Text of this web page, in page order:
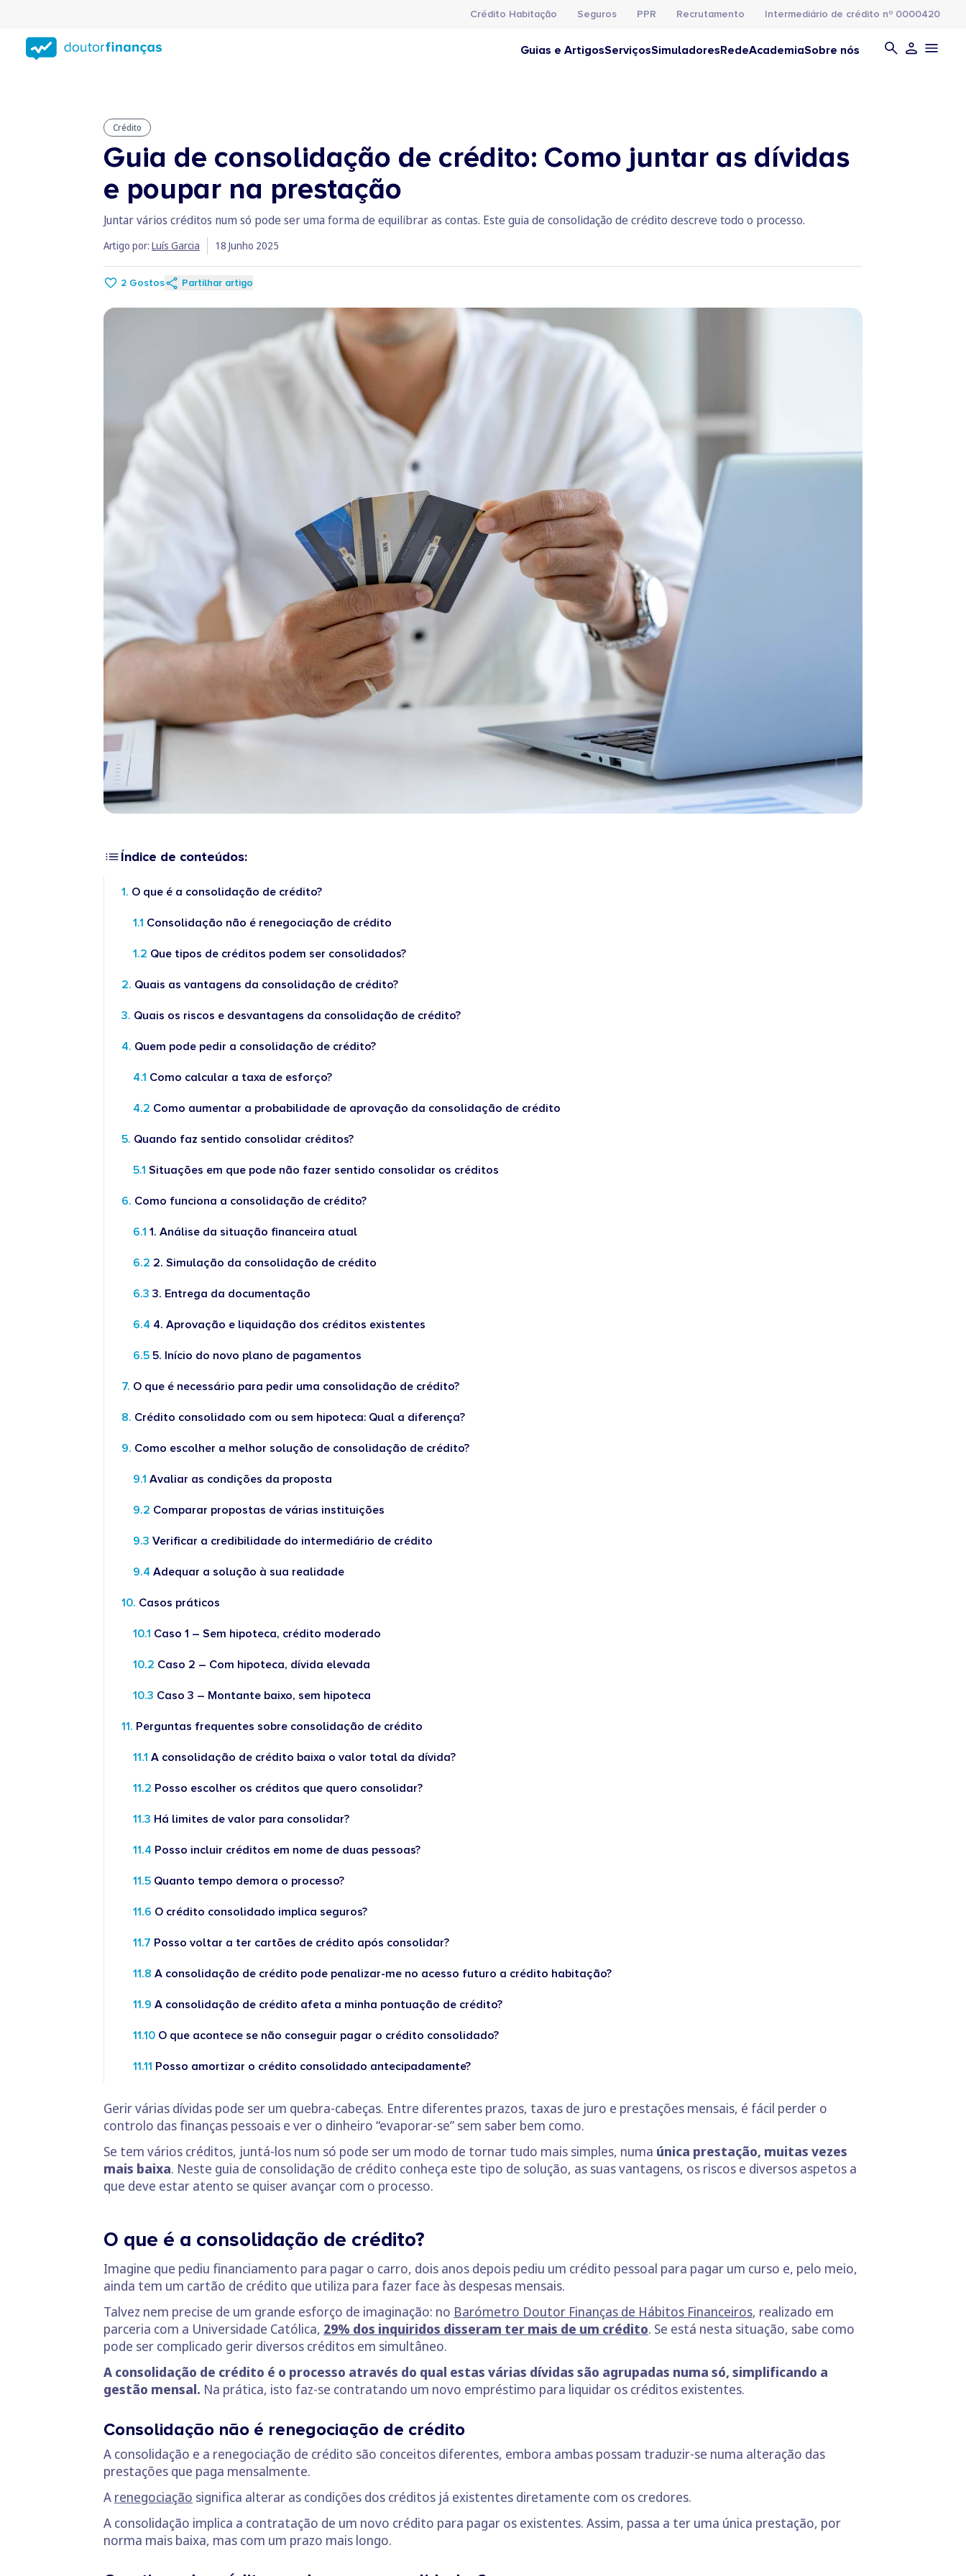
conteúdo
principal
Crédito Habitação Seguros PPR Recrutamento Intermediário de crédito nº 0000420
Guias e ArtigosServiçosSimuladoresRedeAcademiaSobre nós
Crédito
Guia de consolidação de crédito: Como juntar as dívidas
e poupar na prestação
Juntar vários créditos num só pode ser uma forma de equilibrar as contas. Este guia de consolidação de crédito descreve todo o processo.
Artigo por: Luís Garcia 18 Junho 2025
2 Gostos Partilhar artigo
Índice de conteúdos:
O que é a consolidação de crédito?
Consolidação não é renegociação de crédito
Que tipos de créditos podem ser consolidados?
Quais as vantagens da consolidação de crédito?
Quais os riscos e desvantagens da consolidação de crédito?
Quem pode pedir a consolidação de crédito?
Como calcular a taxa de esforço?
Como aumentar a probabilidade de aprovação da consolidação de crédito
Quando faz sentido consolidar créditos?
Situações em que pode não fazer sentido consolidar os créditos
Como funciona a consolidação de crédito?
1. Análise da situação financeira atual
2. Simulação da consolidação de crédito
3. Entrega da documentação
4. Aprovação e liquidação dos créditos existentes
5. Início do novo plano de pagamentos
O que é necessário para pedir uma consolidação de crédito?
Crédito consolidado com ou sem hipoteca: Qual a diferença?
Como escolher a melhor solução de consolidação de crédito?
Avaliar as condições da proposta
Comparar propostas de várias instituições
Verificar a credibilidade do intermediário de crédito
Adequar a solução à sua realidade
Casos práticos
Caso 1 – Sem hipoteca, crédito moderado
Caso 2 – Com hipoteca, dívida elevada
Caso 3 – Montante baixo, sem hipoteca
Perguntas frequentes sobre consolidação de crédito
A consolidação de crédito baixa o valor total da dívida?
Posso escolher os créditos que quero consolidar?
Há limites de valor para consolidar?
Posso incluir créditos em nome de duas pessoas?
Quanto tempo demora o processo?
O crédito consolidado implica seguros?
Posso voltar a ter cartões de crédito após consolidar?
A consolidação de crédito pode penalizar-me no acesso futuro a crédito habitação?
A consolidação de crédito afeta a minha pontuação de crédito?
O que acontece se não conseguir pagar o crédito consolidado?
Posso amortizar o crédito consolidado antecipadamente?
Gerir várias dívidas pode ser um quebra-cabeças. Entre diferentes prazos, taxas de juro e prestações mensais, é fácil perder o
controlo das finanças pessoais e ver o dinheiro “evaporar-se” sem saber bem como.
Se tem vários créditos, juntá-los num só pode ser um modo de tornar tudo mais simples, numa única prestação, muitas vezes
mais baixa. Neste guia de consolidação de crédito conheça este tipo de solução, as suas vantagens, os riscos e diversos aspetos a
que deve estar atento se quiser avançar com o processo.
O que é a consolidação de crédito?
Imagine que pediu financiamento para pagar o carro, dois anos depois pediu um crédito pessoal para pagar um curso e, pelo meio,
ainda tem um cartão de crédito que utiliza para fazer face às despesas mensais.
Talvez nem precise de um grande esforço de imaginação: no Barómetro Doutor Finanças de Hábitos Financeiros, realizado em
parceria com a Universidade Católica, 29% dos inquiridos disseram ter mais de um crédito. Se está nesta situação, sabe como
pode ser complicado gerir diversos créditos em simultâneo.
A consolidação de crédito é o processo através do qual estas várias dívidas são agrupadas numa só, simplificando a
gestão mensal. Na prática, isto faz-se contratando um novo empréstimo para liquidar os créditos existentes.
Consolidação não é renegociação de crédito
A consolidação e a renegociação de crédito são conceitos diferentes, embora ambas possam traduzir-se numa alteração das
prestações que paga mensalmente.
A renegociação significa alterar as condições dos créditos já existentes diretamente com os credores.
A consolidação implica a contratação de um novo crédito para pagar os existentes. Assim, passa a ter uma única prestação, por
norma mais baixa, mas com um prazo mais longo.